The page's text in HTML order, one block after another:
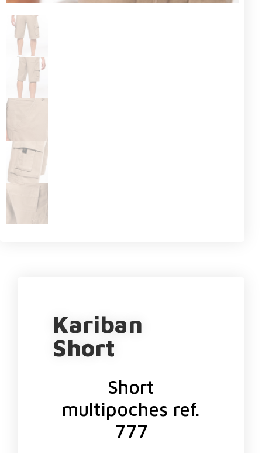
Kariban
Short
Short
multipoches ref.
777